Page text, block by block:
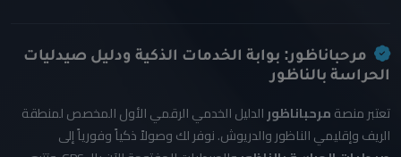
مرحباناظور: بوابة الخدمات الذكية ودليل صيدليات
الحراسة بالناظور
تعتبر منصةمرحباناظور الدليل الخدمي الرقمي الأول المخصص لمنطقة
الريف وإقليمي الناظور والدريوش. نوفر لك وصولاً ذكياً وفورياً إلى